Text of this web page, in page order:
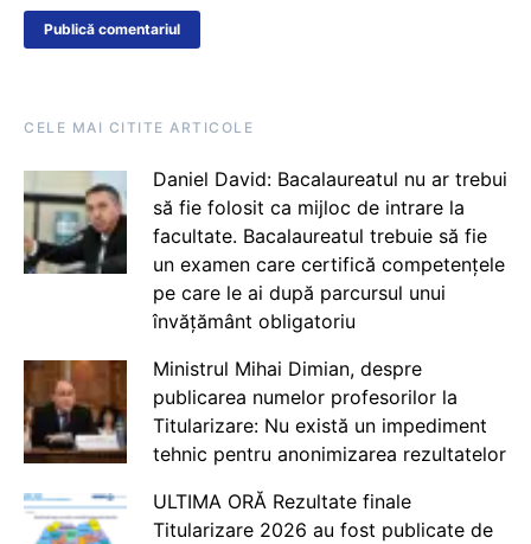
CELE MAI CITITE ARTICOLE
Daniel David: Bacalaureatul nu ar trebui
să fie folosit ca mijloc de intrare la
facultate. Bacalaureatul trebuie să fie
un examen care certifică competențele
pe care le ai după parcursul unui
învățământ obligatoriu
Ministrul Mihai Dimian, despre
publicarea numelor profesorilor la
Titularizare: Nu există un impediment
tehnic pentru anonimizarea rezultatelor
ULTIMA ORĂ Rezultate finale
Titularizare 2026 au fost publicate de